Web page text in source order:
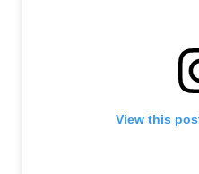
View this